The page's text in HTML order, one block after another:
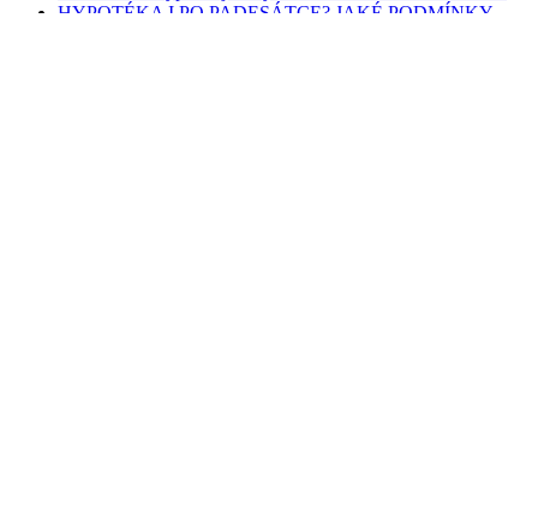
HYPOTÉKA I PO PADESÁTCE? JAKÉ PODMÍNKY